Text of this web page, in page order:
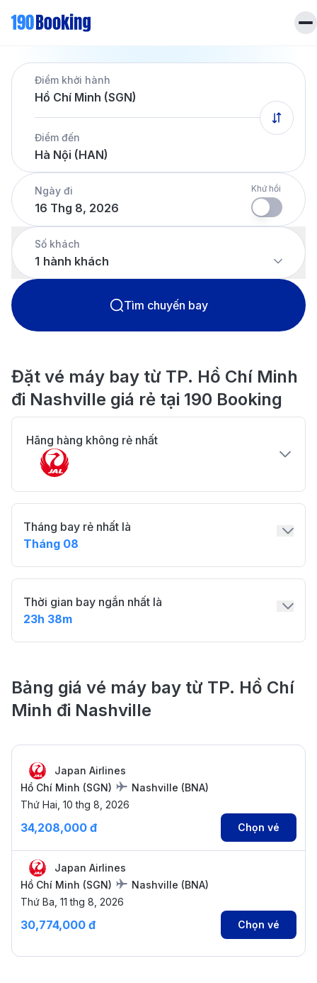
Trang chủ
Vé máy bay
Dịch vụ
Khách sạn
Tin tứcLiên hệ
Hotline
028 7303 6167
Tiếng Việt
Điểm khởi hành
Hồ Chí Minh (SGN)
Điểm đến
Hà Nội (HAN)
Ngày đi
16 Thg 8, 2026
Khứ hồi
Số khách
1 hành khách
Tìm chuyến bay
Đặt vé máy bay từ TP. Hồ Chí Minh
đi Nashville giá rẻ tại 190 Booking
Hãng hàng không rẻ nhất
Tháng bay rẻ nhất là
Tháng 08
Thời gian bay ngắn nhất là
23h 38m
Bảng giá vé máy bay từ TP. Hồ Chí
Minh đi Nashville
Japan Airlines
Hồ Chí Minh (SGN) Nashville (BNA)
Thứ Hai, 10 thg 8, 2026
34,208,000 đ Chọn vé
Japan Airlines
Hồ Chí Minh (SGN) Nashville (BNA)
Thứ Ba, 11 thg 8, 2026
30,774,000 đ Chọn vé